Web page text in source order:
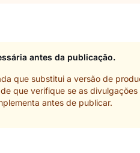
antes da publicação.
que substitui a versão de
que verifique se as
antes de publicar.